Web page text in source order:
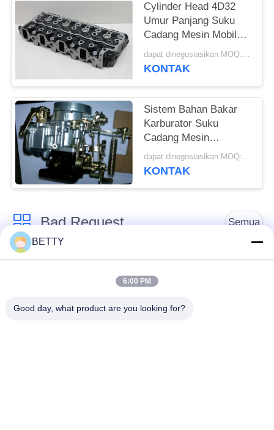
Cylinder Head 4D32
Umur Panjang Suku
Cadang Mesin Mobil
OEM Untuk Kendaraan
MITSUBISHI
dapat dinegosiasikan MOQ:5 pcs
KONTAK
Sistem Bahan Bakar
Karburator Suku
Cadang Mesin
Otomatis Nissan J15
Garansi 12 Bulan
dapat dinegosiasikan MOQ:50 PCS
KONTAK
Bad Request Semua
Suku Cadang
Kit Piston Sepeda
Motor
Blok Mesin Sepeda
Suku Cadang Mesin
BETTY
6:00 PM
Good day, what product are you looking for?